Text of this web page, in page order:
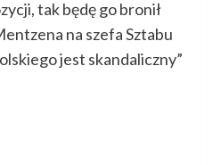
tak będę go bronił
na szefa Sztabu
jest skandaliczny”